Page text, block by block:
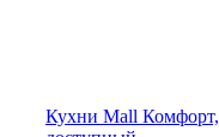
Кухни Mall Комфорт,